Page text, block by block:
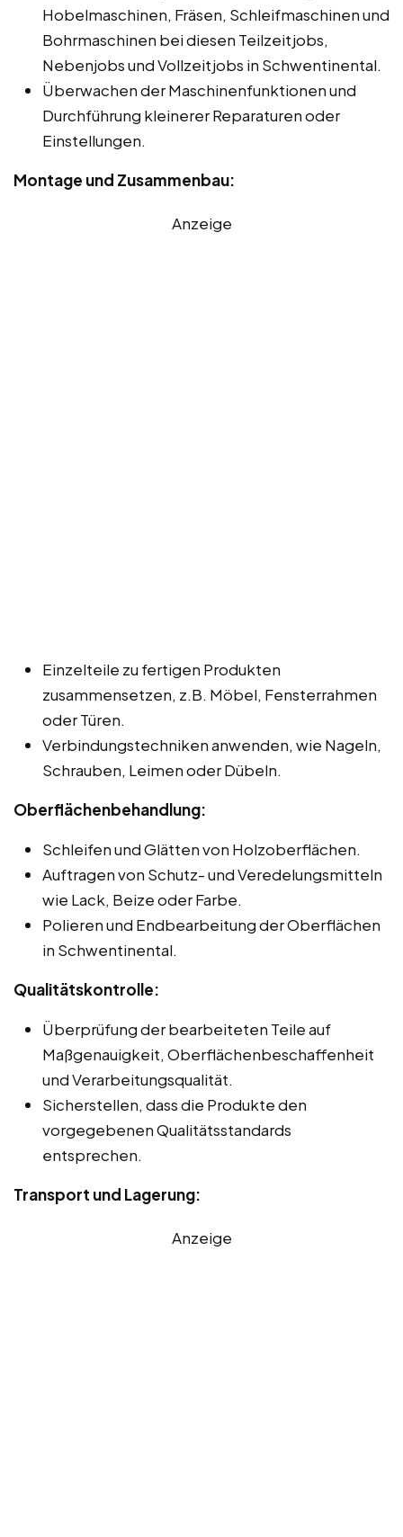
Hobelmaschinen, Fräsen, Schleifmaschinen und
Bohrmaschinen bei diesen Teilzeitjobs,
Nebenjobs und Vollzeitjobs in Schwentinental.
Überwachen der Maschinenfunktionen und
Durchführung kleinerer Reparaturen oder
Einstellungen.
Montage und Zusammenbau:
Anzeige
Einzelteile zu fertigen Produkten
zusammensetzen, z.B. Möbel, Fensterrahmen
oder Türen.
Verbindungstechniken anwenden, wie Nageln,
Schrauben, Leimen oder Dübeln.
Oberflächenbehandlung:
Schleifen und Glätten von Holzoberflächen.
Auftragen von Schutz- und Veredelungsmitteln
wie Lack, Beize oder Farbe.
Polieren und Endbearbeitung der Oberflächen
in Schwentinental.
Qualitätskontrolle:
Überprüfung der bearbeiteten Teile auf
Maßgenauigkeit, Oberflächenbeschaffenheit
und Verarbeitungsqualität.
Sicherstellen, dass die Produkte den
vorgegebenen Qualitätsstandards
entsprechen.
Transport und Lagerung:
Anzeige